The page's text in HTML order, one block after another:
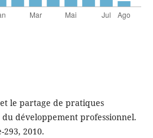
et le partage de pratiques
développement professionnel.
2010.